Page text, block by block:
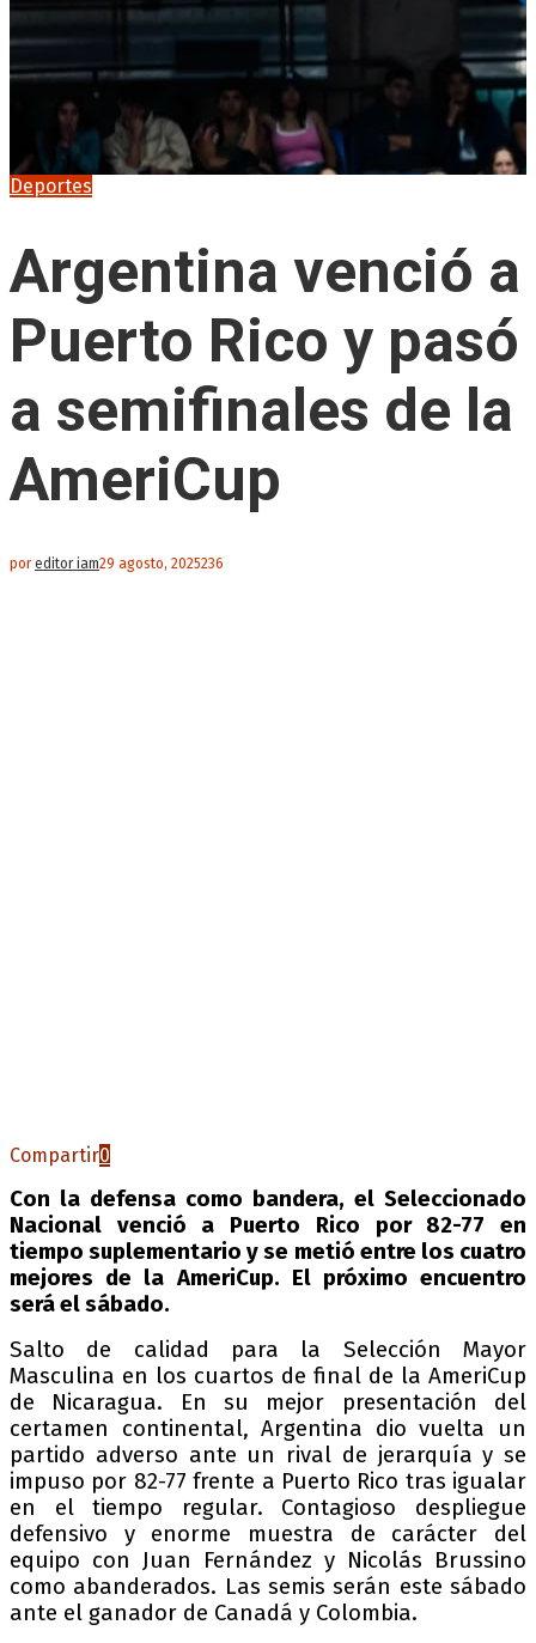
Deportes
Argentina venció a
Puerto Rico y pasó
a semifinales de la
AmeriCup
poreditor iam29 agosto, 2025236
Compartir0
Con la defensa como bandera, el Seleccionado
Nacional venció a Puerto Rico por 82-77 en
tiempo suplementario y se metió entre los cuatro
mejores de la AmeriCup. El próximo encuentro
será el sábado.
Salto de calidad para la Selección Mayor
Masculina en los cuartos de final de la AmeriCup
de Nicaragua. En su mejor presentación del
certamen continental, Argentina dio vuelta un
partido adverso ante un rival de jerarquía y se
impuso por 82-77 frente a Puerto Rico tras igualar
en el tiempo regular. Contagioso despliegue
defensivo y enorme muestra de carácter del
equipo con Juan Fernández y Nicolás Brussino
como abanderados. Las semis serán este sábado
ante el ganador de Canadá y Colombia.